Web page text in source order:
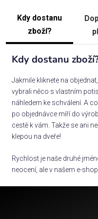
Kdy dostanu
zboží?
Kdy dostanu
Jakmile kliknete na
vybrali něco s vlastním
náhledem ke schválení. A
po objednávce míří do
cestě k vám. Takže se ani
klepou na dveře!
Rychlost je naše druhé
neocení, ale v našem e-